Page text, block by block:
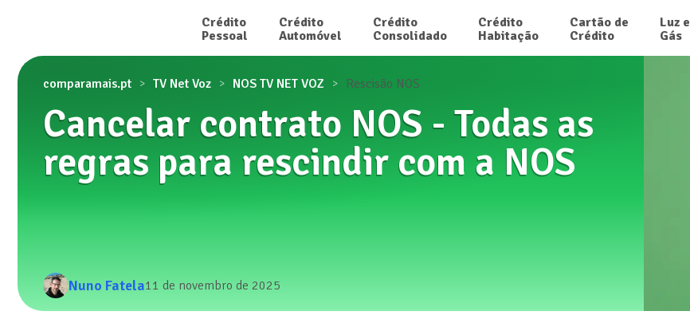
Crédito
Pessoal
Crédito
Automóvel
Crédito
Consolidado
Crédito
Habitação
Cartão de
Crédito
Luz e
Gás
comparamais.pt TV Net Voz NOS TV NET VOZ Rescisão NOS
Cancelar contrato NOS - Todas as
regras para rescindir com a NOS
Nuno Fatela11 de novembro de 2025